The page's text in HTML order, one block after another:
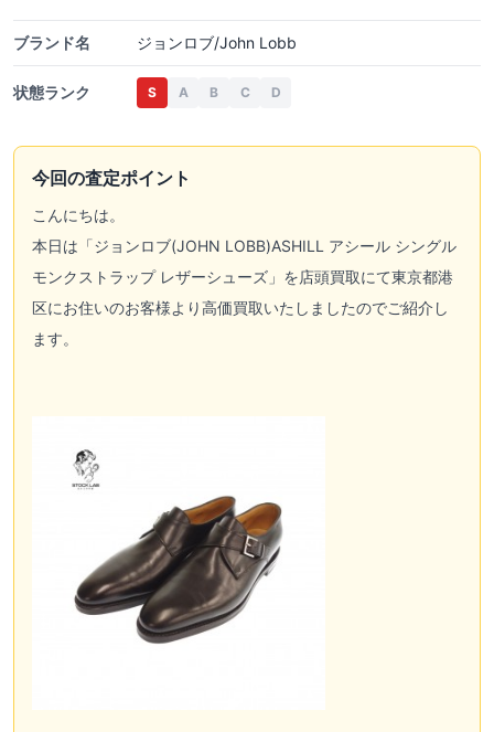
ブランド名 ジョンロブ/John Lobb
状態ランク S A B C D
今回の査定ポイント
こんにちは。
本日は「ジョンロブ(JOHN LOBB)ASHILL アシール シングル
モンクストラップ レザーシューズ」を店頭買取にて東京都港
区にお住いのお客様より高価買取いたしましたのでご紹介し
ます。